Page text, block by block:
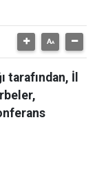
tarafından, İl